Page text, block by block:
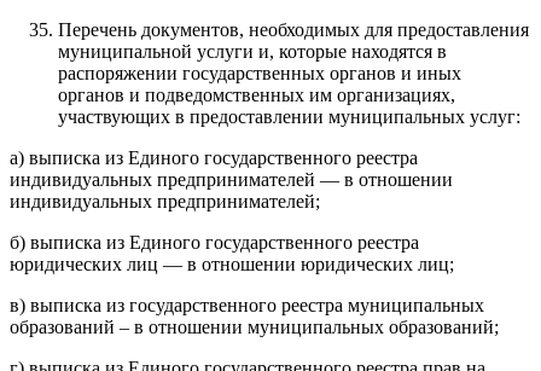
Перечень документов, необходимых для предоставления
муниципальной услуги и, которые находятся в
распоряжении государственных органов и иных
органов и подведомственных им организациях,
участвующих в предоставлении муниципальных услуг:
а) выписка из Единого государственного реестра
индивидуальных предпринимателей — в отношении
индивидуальных предпринимателей;
б) выписка из Единого государственного реестра
юридических лиц — в отношении юридических лиц;
в) выписка из государственного реестра муниципальных
образований – в отношении муниципальных образований;